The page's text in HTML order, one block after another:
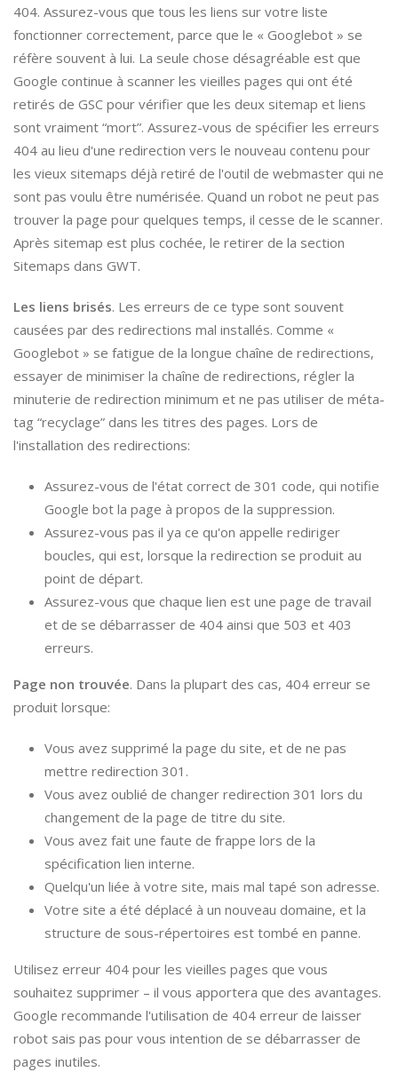
404. Assurez-vous que tous les liens sur votre liste
fonctionner correctement, parce que le « Googlebot » se
réfère souvent à lui. La seule chose désagréable est que
Google continue à scanner les vieilles pages qui ont été
retirés de GSC pour vérifier que les deux sitemap et liens
sont vraiment “mort”. Assurez-vous de spécifier les erreurs
404 au lieu d'une redirection vers le nouveau contenu pour
les vieux sitemaps déjà retiré de l'outil de webmaster qui ne
sont pas voulu être numérisée. Quand un robot ne peut pas
trouver la page pour quelques temps, il cesse de le scanner.
Après sitemap est plus cochée, le retirer de la section
Sitemaps dans GWT.
Les liens brisés. Les erreurs de ce type sont souvent
causées par des redirections mal installés. Comme «
Googlebot » se fatigue de la longue chaîne de redirections,
essayer de minimiser la chaîne de redirections, régler la
minuterie de redirection minimum et ne pas utiliser de méta-
tag “recyclage” dans les titres des pages. Lors de
l'installation des redirections:
Assurez-vous de l'état correct de 301 code, qui notifie
Google bot la page à propos de la suppression.
Assurez-vous pas il ya ce qu'on appelle rediriger
boucles, qui est, lorsque la redirection se produit au
point de départ.
Assurez-vous que chaque lien est une page de travail
et de se débarrasser de 404 ainsi que 503 et 403
erreurs.
Page non trouvée. Dans la plupart des cas, 404 erreur se
produit lorsque:
Vous avez supprimé la page du site, et de ne pas
mettre redirection 301.
Vous avez oublié de changer redirection 301 lors du
changement de la page de titre du site.
Vous avez fait une faute de frappe lors de la
spécification lien interne.
Quelqu'un liée à votre site, mais mal tapé son adresse.
Votre site a été déplacé à un nouveau domaine, et la
structure de sous-répertoires est tombé en panne.
Utilisez erreur 404 pour les vieilles pages que vous
souhaitez supprimer – il vous apportera que des avantages.
Google recommande l'utilisation de 404 erreur de laisser
robot sais pas pour vous intention de se débarrasser de
pages inutiles.